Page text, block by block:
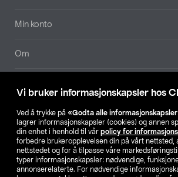
Vi bruker informasjonskapsler hos
Ved å trykke på «Godta alle
lagrer informasjonskapsler (cookies) og annen
din enhet i henhold til vår policy for
forbedre brukeropplevelsen din på vårt nettsted,
nettstedet og for å tilpasse våre
typer informasjonskapsler: nødvendige,
annonserelaterte. For nødvendige
Min konto
Om
Våre selskaper
Finn din butikk
SE NO FI